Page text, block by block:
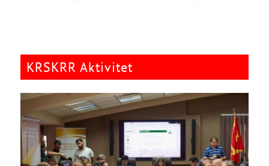
KRSKRR Aktivitet